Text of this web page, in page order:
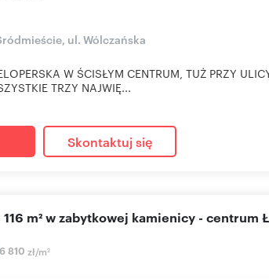
ul. Wólczańska
W ŚCISŁYM CENTRUM, TUŻ PRZY
TRZY NAJWIĘ...
Skontaktuj się
6 810 zł/m2
116 m² w zabytkowej kamienicy - centrum